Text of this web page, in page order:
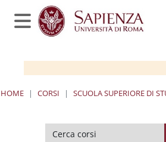
Vai al contenuto principale
Pannello laterale
HOME CORSI SCUOLA SUPERIORE DI
Cerca corsi